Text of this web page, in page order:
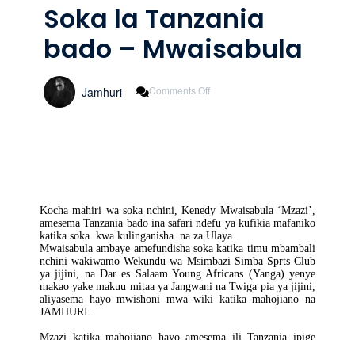
Soka la Tanzania
bado – Mwaisabula
Jamhuri Comments Off
Kocha mahiri wa soka nchini, Kenedy Mwaisabula ‘Mzazi’,
amesema Tanzania bado ina safari ndefu ya kufikia mafaniko
katika soka kwa kulinganisha na za Ulaya.
Mwaisabula ambaye amefundisha soka katika timu mbambali
nchini wakiwamo Wekundu wa Msimbazi Simba Sprts Club
ya jijini, na Dar es Salaam Young Africans (Yanga) yenye
makao yake makuu mitaa ya Jangwani na Twiga pia ya jijini,
aliyasema hayo mwishoni mwa wiki katika mahojiano na
JAMHURI.
Mzazi katika mahojiano hayo amesema ili Tanzania ipige